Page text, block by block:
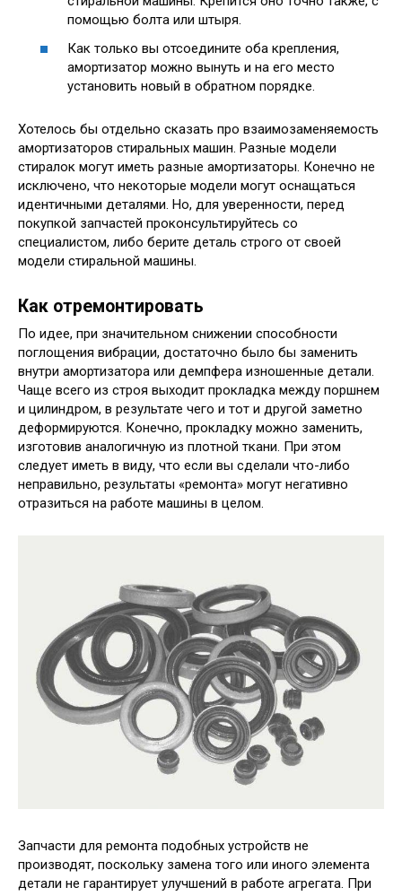
помощью болта или штыря.
Как только вы отсоедините оба крепления,
амортизатор можно вынуть и на его место
установить новый в обратном порядке.
Хотелось бы отдельно сказать про взаимозаменяемость
амортизаторов стиральных машин. Разные модели
стиралок могут иметь разные амортизаторы. Конечно не
исключено, что некоторые модели могут оснащаться
идентичными деталями. Но, для уверенности, перед
покупкой запчастей проконсультируйтесь со
специалистом, либо берите деталь строго от своей
модели стиральной машины.
Как отремонтировать
По идее, при значительном снижении способности
поглощения вибрации, достаточно было бы заменить
внутри амортизатора или демпфера изношенные детали.
Чаще всего из строя выходит прокладка между поршнем
и цилиндром, в результате чего и тот и другой заметно
деформируются. Конечно, прокладку можно заменить,
изготовив аналогичную из плотной ткани. При этом
следует иметь в виду, что если вы сделали что-либо
неправильно, результаты «ремонта» могут негативно
отразиться на работе машины в целом.
Запчасти для ремонта подобных устройств не
производят, поскольку замена того или иного элемента
детали не гарантирует улучшений в работе агрегата. При